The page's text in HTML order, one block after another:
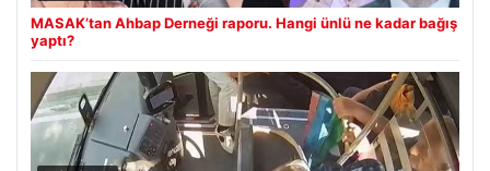
MASAK’tan Ahbap Derneği raporu. Hangi ünlü ne kadar bağış
yaptı?